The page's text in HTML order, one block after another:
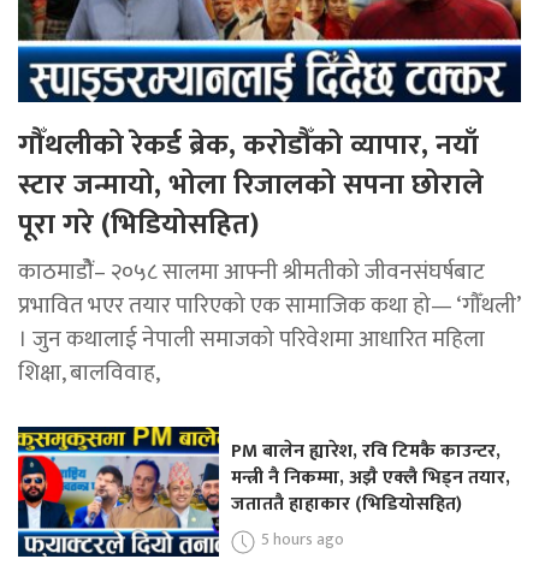
गौँथलीको रेकर्ड ब्रेक, करोडौँको व्यापार, नयाँ
स्टार जन्मायो, भोला रिजालको सपना छोराले
पूरा गरे (भिडियोसहित)
काठमाडोैं– २०५८ सालमा आफ्नी श्रीमतीको जीवनसंघर्षबाट
प्रभावित भएर तयार पारिएको एक सामाजिक कथा हो— ‘गौँथली’
। जुन कथालाई नेपाली समाजको परिवेशमा आधारित महिला
शिक्षा, बालविवाह,
PM बालेन ह्यारेश, रवि टिमकै काउन्टर,
मन्त्री नै निकम्मा, अझै एक्लै भिड्न तयार,
जताततै हाहाकार (भिडियोसहित)
5 hours ago